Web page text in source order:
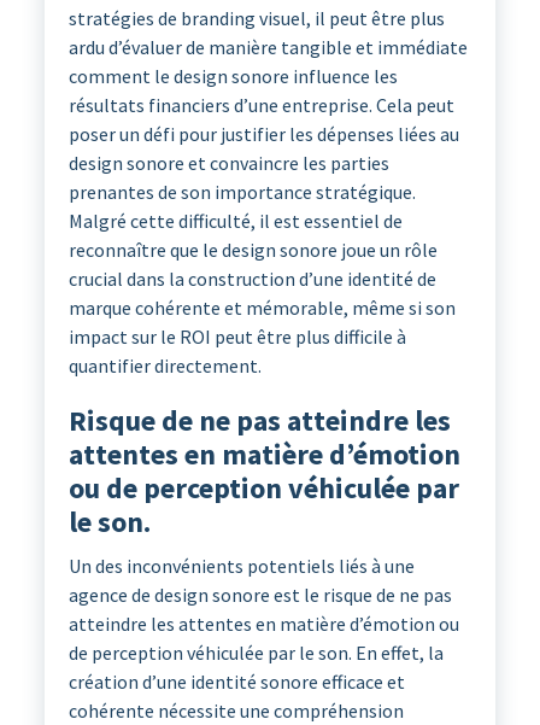
stratégies de branding visuel, il peut être plus
ardu d’évaluer de manière tangible et immédiate
comment le design sonore influence les
résultats financiers d’une entreprise. Cela peut
poser un défi pour justifier les dépenses liées au
design sonore et convaincre les parties
prenantes de son importance stratégique.
Malgré cette difficulté, il est essentiel de
reconnaître que le design sonore joue un rôle
crucial dans la construction d’une identité de
marque cohérente et mémorable, même si son
impact sur le ROI peut être plus difficile à
quantifier directement.
Risque de ne pas atteindre les
attentes en matière d’émotion
ou de perception véhiculée par
le son.
Un des inconvénients potentiels liés à une
agence de design sonore est le risque de ne pas
atteindre les attentes en matière d’émotion ou
de perception véhiculée par le son. En effet, la
création d’une identité sonore efficace et
cohérente nécessite une compréhension